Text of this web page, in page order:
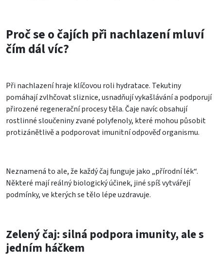
Proč se o čajích při nachlazení mluví
čím dál víc?
Při nachlazení hraje klíčovou roli hydratace. Tekutiny
pomáhají zvlhčovat sliznice, usnadňují vykašlávání a podporují
přirozené regenerační procesy těla. Čaje navíc obsahují
rostlinné sloučeniny zvané polyfenoly, které mohou působit
protizánětlivě a podporovat imunitní odpověď organismu.
Neznamená to ale, že každý čaj funguje jako „přírodní lék“.
Některé mají reálný biologický účinek, jiné spíš vytvářejí
podmínky, ve kterých se tělo lépe uzdravuje.
Zelený čaj: silná podpora imunity, ale s
jedním háčkem